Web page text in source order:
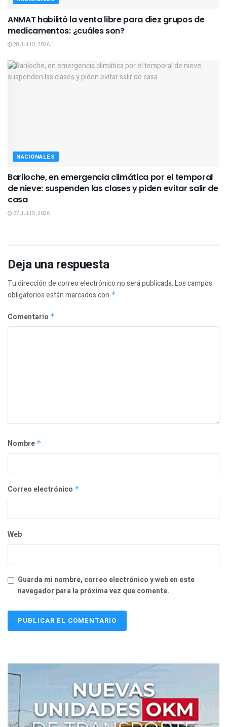
ANMAT habilitó la venta libre para diez grupos de
medicamentos: ¿cuáles son?
28 JULIO, 2026
NACIONALES
Bariloche, en emergencia climática por el temporal
de nieve: suspenden las clases y piden evitar salir de
casa
27 JULIO, 2026
Deja una respuesta
Tu dirección de correo electrónico no será publicada.Los campos
obligatorios están marcados con *
Comentario *
Nombre *
Correo electrónico *
Web
Guarda mi nombre, correo electrónico y web en este
navegador para la próxima vez que comente.